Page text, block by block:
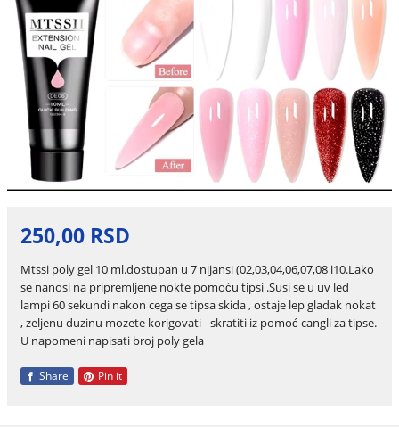
250,00 RSD
Mtssi poly gel 10 ml.dostupan u 7 nijansi (02,03,04,06,07,08 i10.Lako
se nanosi na pripremljene nokte pomoću tipsi .Susi se u uv led
lampi 60 sekundi nakon cega se tipsa skida , ostaje lep gladak nokat
, zeljenu duzinu mozete korigovati - skratiti iz pomoć cangli za tipse.
U napomeni napisati broj poly gela
Share Pin it